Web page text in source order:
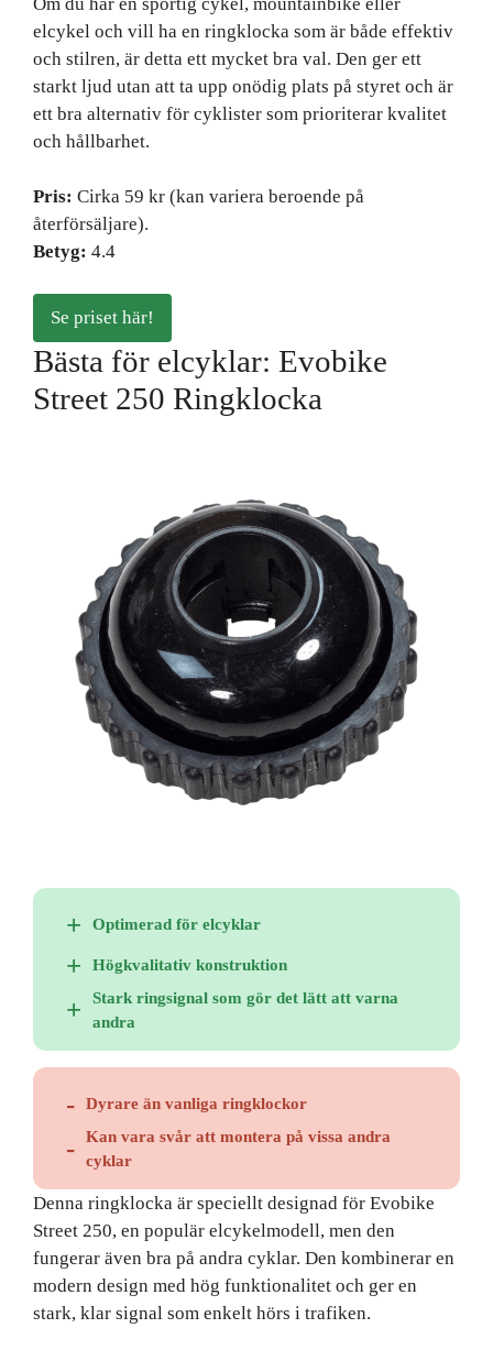
elcykel och vill ha en ringklocka som är både effektiv
och stilren, är detta ett mycket bra val. Den ger ett
starkt ljud utan att ta upp onödig plats på styret och är
ett bra alternativ för cyklister som prioriterar kvalitet
och hållbarhet.
Pris: Cirka 59 kr (kan variera beroende på
återförsäljare).
Betyg: 4.4
Se priset här!
Bästa för elcyklar: Evobike
Street 250 Ringklocka
Optimerad för elcyklar
Högkvalitativ konstruktion
Stark ringsignal som gör det lätt att varna
andra
Dyrare än vanliga ringklockor
Kan vara svår att montera på vissa andra
cyklar
Denna ringklocka är speciellt designad för Evobike
Street 250, en populär elcykelmodell, men den
fungerar även bra på andra cyklar. Den kombinerar en
modern design med hög funktionalitet och ger en
stark, klar signal som enkelt hörs i trafiken.